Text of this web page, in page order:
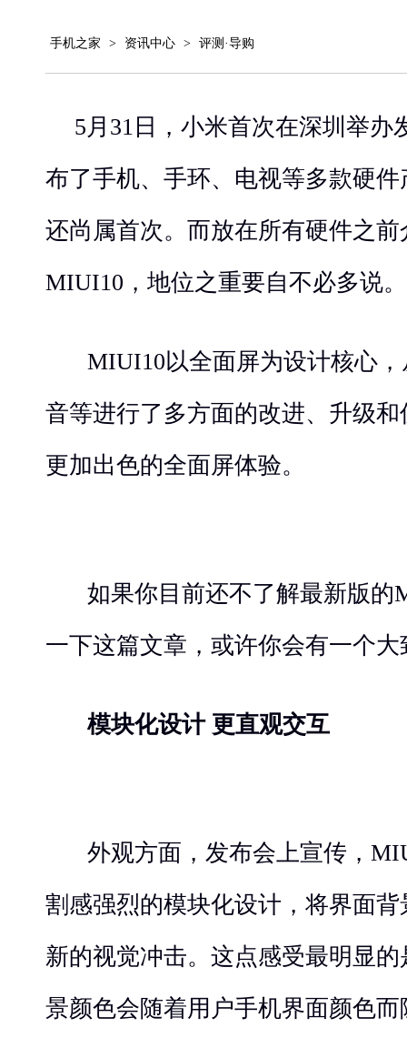
手机之家 > 资讯中心 > 评测·导购
5月31日，小米首次在深圳举办
布了手机、手环、电视等多款硬
还尚属首次。而放在所有硬件之
MIUI10，地位之重要自不必多说。
MIUI10以全面屏为设计核心
音等进行了多方面的改进、升级
更加出色的全面屏体验。
如果你目前还不了解最新版的
一下这篇文章，或许你会有一个
模块化设计 更直观交互
外观方面，发布会上宣传，
割感强烈的模块化设计，将界面
新的视觉冲击。这点感受最明显
景颜色会随着用户手机界面颜色